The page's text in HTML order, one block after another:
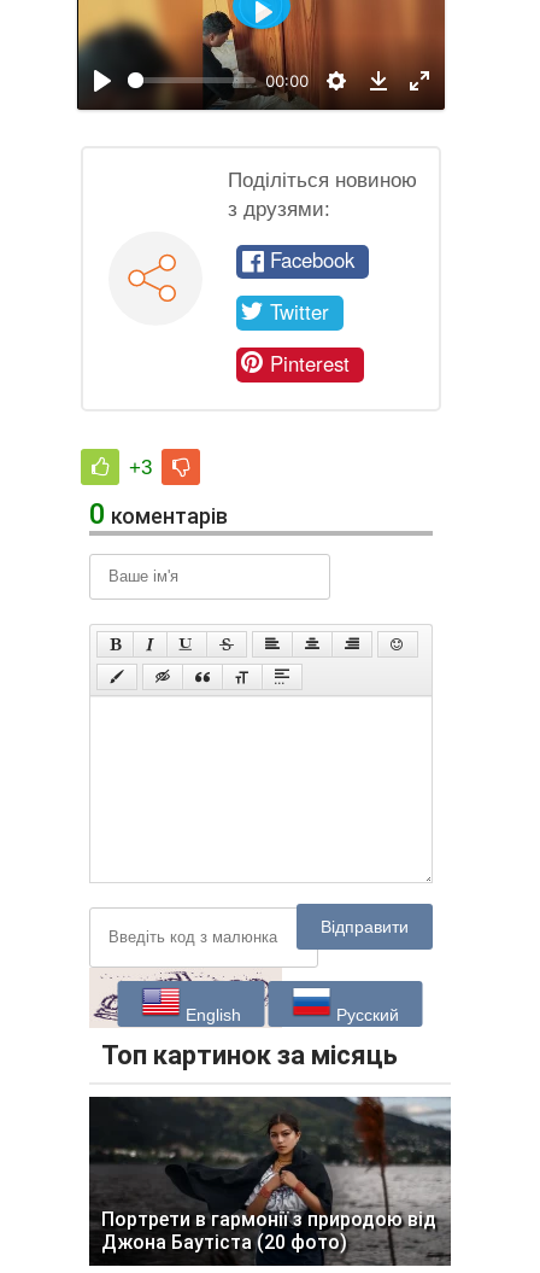
00:00
Download
Відтворити
Поділіться новиною
з друзями:
Facebook
Twitter
Pinterest
+3
0 коментарів
Відправити
English Русский
Топ картинок за місяць
Портрети в гармонії з природою від
Джона Баутіста (20 фото)